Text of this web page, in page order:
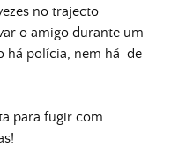
no trajecto
o amigo durante um
há polícia, nem há-de
para fugir com